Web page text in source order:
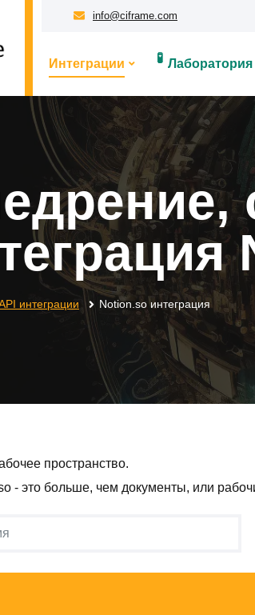
info@ciframe.com
Интеграции 🧪 Лаборатория
интеграции Notion.so интеграция
пространство.
- это больше, чем документы, или